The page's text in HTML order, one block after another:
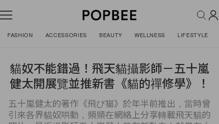
FASHION ACCESSORIES BEAUTY WELLNESS LIFESTYLE
貓奴不能錯過！飛天貓攝影師－五十嵐
健太開展覽並推新書《貓的禪修學》！
五十嵐健太的著作《飛び猫》於年半前推出，當時曾
引來各界貓奴哄動，頻頻在網絡上分享轉載飛天貓的